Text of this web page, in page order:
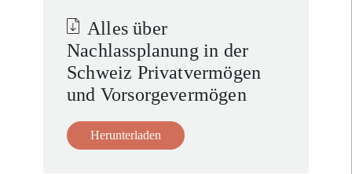
Alles über
Nachlassplanung in der
Schweiz Privatvermögen
und Vorsorgevermögen
Herunterladen